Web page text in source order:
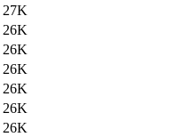
27K
26K
26K
26K
26K
26K
26K